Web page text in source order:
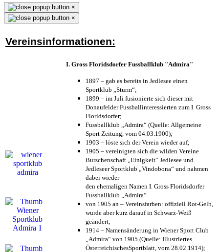
×
×
Vereinsinformationen:
I. Gross Floridsdorfer Fussballklub "Admira"
1897 – gab es bereits in Jedlesee einen
Sportklub „Sturm“;
1899 – im Juli fusionierte sich dieser mit
Donaufelder Fussballinteressierten zum I. Gross
Floridsdorfer;
Fussballklub „Admira“ (Quelle: Allgemeine
Sport Zeitung, vom 04.03.1900);
1903 – löste sich der Verein wieder auf;
1905 – vereinigten sich die wilden Vereine
Burschenschaft „Einigkeit“ Jedlesee und
Jedleseer Sportklub „Vindobona“ und nahmen
dabei wieder
den ehemaligen Namen I. Gross Floridsdorfer
Fussballklub „Admira“
von 1905 an – Vereinsfarben: offiziell Rot-Gelb,
wurde aber kurz darauf in Schwarz-Weiß
geändert;
1914 – Namensänderung in Wiener Sport Club
„Admira“ von 1905 (Quelle: Illustriertes
ÖsterreichischesSportblatt, vom 28.02.1914);